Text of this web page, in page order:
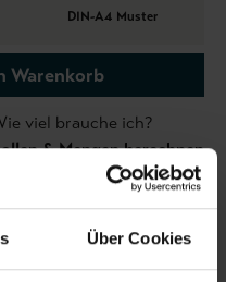
Über Cookies
DIN-A4 Muster
Warenkorb
viel brauche ich?
& Mengen berechnen
ggf. mehrfach